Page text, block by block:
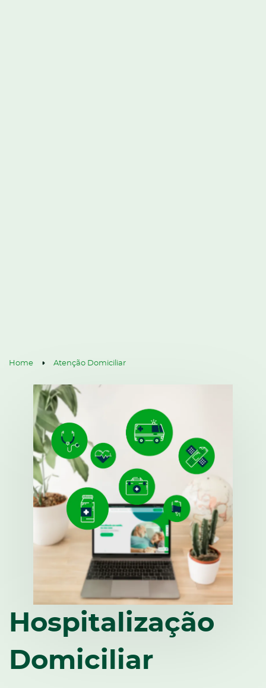
Home Atenção Domiciliar
Hospitalização
Domiciliar